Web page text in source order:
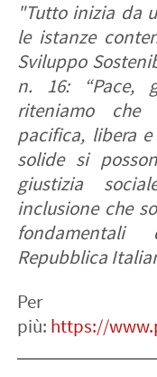
"Tutto inizia da
le istanze
Sviluppo
n. 16:
“Pace,
riteniamo
pacifica, libera
solide si
giustizia
inclusione che
fondamentali
Repubblica
Per
più: https://